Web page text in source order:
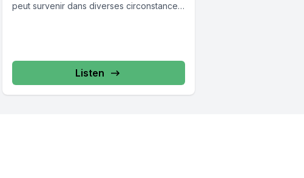
peut survenir dans diverses circonstances,
Listen